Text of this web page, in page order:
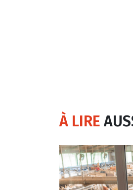
À LIRE